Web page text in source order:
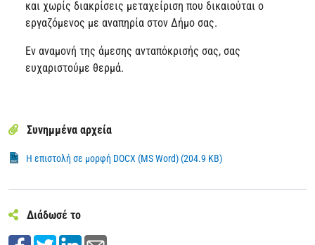
και χωρίς διακρίσεις μεταχείριση που δικαιούται ο
εργαζόμενος με αναπηρία στον Δήμο σας.
Εν αναμονή της άμεσης ανταπόκρισής σας, σας
ευχαριστούμε θερμά.
Συνημμένα αρχεία
Η επιστολή σε μορφή DOCX (MS Word) (204.9 KB)
Διάδωσέ το